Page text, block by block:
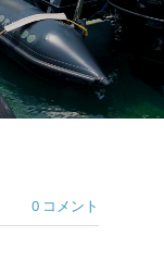
0 コメント